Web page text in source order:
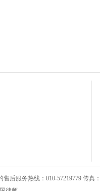
后服务热线：010-57219779 传真